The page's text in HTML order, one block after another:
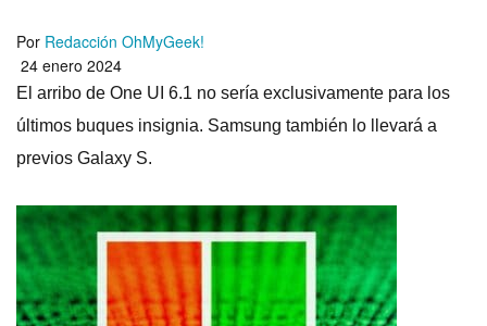
Por Redacción OhMyGeek!
24 enero 2024
El arribo de One UI 6.1 no sería exclusivamente para los
últimos buques insignia. Samsung también lo llevará a
previos Galaxy S.